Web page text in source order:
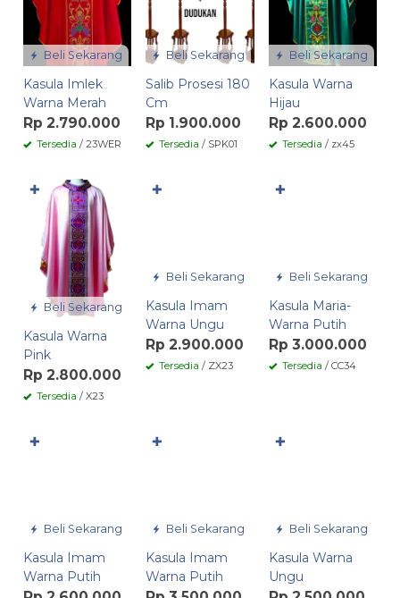
Beli Sekarang
Kasula Imlek
Warna Merah
Rp 2.790.000
Tersedia / 23WER
Beli Sekarang
Salib Prosesi 180
Cm
Rp 1.900.000
Tersedia / SPK01
Beli Sekarang
Kasula Warna
Hijau
Rp 2.600.000
Tersedia / zx45
Beli Sekarang
Kasula Warna
Pink
Rp 2.800.000
Tersedia / X23
✚
Beli Sekarang
Kasula Imam
Warna Ungu
Rp 2.900.000
Tersedia / ZX23
✚
Beli Sekarang
Kasula Maria-
Warna Putih
Rp 3.000.000
Tersedia / CC34
✚
Beli Sekarang
Kasula Imam
Warna Putih
✚
Beli Sekarang
Kasula Imam
Warna Putih
✚
Beli Sekarang
Kasula Warna
Ungu
✚